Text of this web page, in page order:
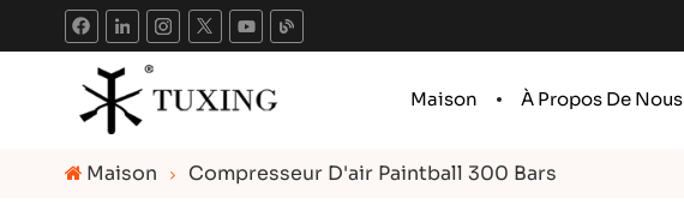
Maison À Propos De Nous
Maison Compresseur D'air Paintball 300 Bars